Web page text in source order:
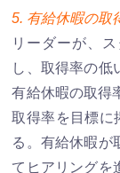
5. 有給休暇の取
リーダーが、
し、取得率の低
有給休暇の取得
取得率を目標に
る。有給休暇が
てヒアリングを